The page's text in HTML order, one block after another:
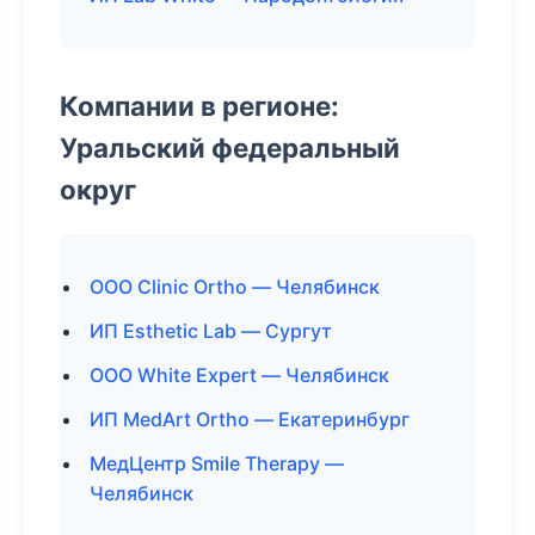
Компании в регионе:
Уральский федеральный
округ
ООО Clinic Ortho — Челябинск
ИП Esthetic Lab — Сургут
ООО White Expert — Челябинск
ИП MedArt Ortho — Екатеринбург
МедЦентр Smile Therapy —
Челябинск